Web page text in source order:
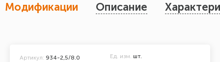
Модификации Описание
Артикул: 934-2,5/8.0 Ед. изм. шт.